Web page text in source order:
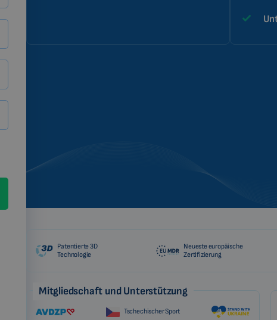
Patentierte 3D
Technologie
Neueste europäische
Zertifizierung
Mitgliedschaft und Unterstützung
Tschechischer Sport